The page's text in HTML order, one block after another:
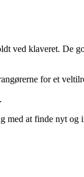
ved klaveret. De
for et
med at finde nyt